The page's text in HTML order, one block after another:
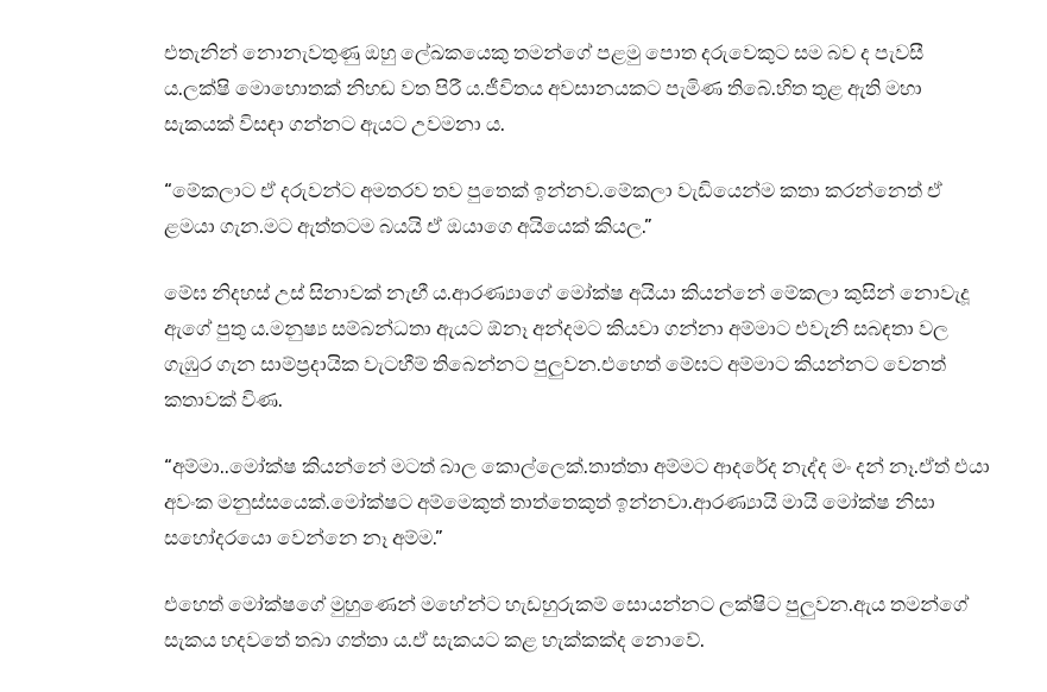
එතැනින් නොනැවතුණු ඔහු ලේඛකයෙකු තමන්ගේ පළමු පොත දරුවෙකුට සම බව ද පැවසී
ය.ලක්ෂි මොහොතක් නිහඬ වත පිරී ය.ජීවිතය අවසානයකට පැමිණ තිබේ.හිත තුළ ඇති මහා
සැකයක් විසඳා ගන්නට ඇයට උවමනා ය.
“මේකලාට ඒ දරුවන්ට අමතරව තව පුතෙක් ඉන්නව.මේකලා වැඩියෙන්ම කතා කරන්නෙත් ඒ
ළමයා ගැන.මට ඇත්තටම බයයි ඒ ඔයාගෙ අයියෙක් කියල.”
මේඝ නිදහස් උස් සිනාවක් නැඟී ය.ආරණ්‍යාගේ මෝක්ෂ අයියා කියන්නේ මේකලා කුසින් නොවැදූ
ඇගේ පුතු ය.මනුෂ්‍ය සම්බන්ධතා ඇයට ඕනෑ අන්දමට කියවා ගන්නා අම්මාට එවැනි සබඳතා වල
ගැඹුර ගැන සාම්ප්‍රදායික වැටහීම් තිබෙන්නට පුලුවන.එහෙත් මේඝට අම්මාට කියන්නට වෙනත්
කතාවක් විණ.
“අම්මා..මෝක්ෂ කියන්නේ මටත් බාල කොල්ලෙක්.තාත්තා අම්මට ආදරේද නැද්ද මං දන් නෑ.ඒත් එයා
අවංක මනුස්සයෙක්.මෝක්ෂට අම්මෙකුත් තාත්තෙකුත් ඉන්නවා.ආරණ්‍යායි මායි මෝක්ෂ නිසා
සහෝදරයො වෙන්නෙ නෑ අම්ම.”
එහෙත් මෝක්ෂගේ මුහුණෙන් මහේන්ට හැඩහුරුකම් සොයන්නට ලක්ෂිට පුලුවන.ඇය තමන්ගේ
සැකය හදවතේ තබා ගත්තා ය.ඒ සැකයට කළ හැක්කක්ද නොවේ.